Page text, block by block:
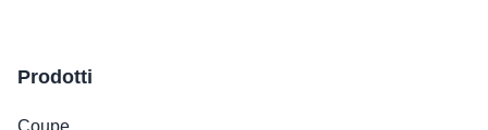
Prodotti
Coupe